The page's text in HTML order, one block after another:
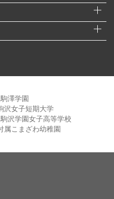
澤学園
沢女子短期大学
沢学園女子高等学校
属こまざわ幼稚園